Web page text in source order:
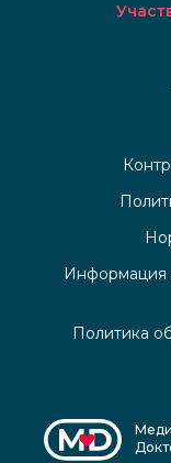
Информация
Политика